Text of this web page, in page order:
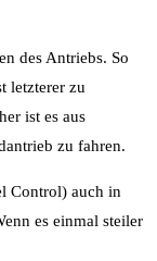
des Antriebs. So
letzterer zu
ist es aus
zu fahren.
Control) auch in
es einmal steiler